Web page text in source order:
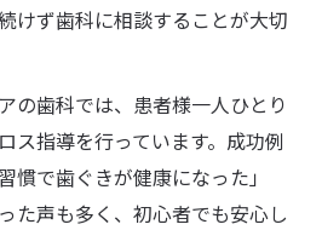
けず歯科に相談することが大切
の歯科では、患者様一人ひとり
ス指導を行っています。成功例
慣で歯ぐきが健康になった」
た声も多く、初心者でも安心し